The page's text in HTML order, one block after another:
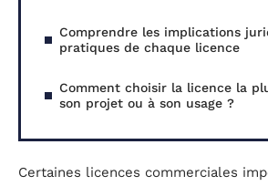
Comprendre les implications
pratiques de chaque licence
Comment choisir la licence la
son projet ou à son usage ?
Certaines licences commerciales